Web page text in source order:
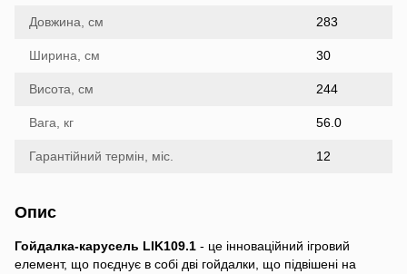
Довжина, см 283
Ширина, см 30
Висота, см 244
Вага, кг 56.0
Гарантійний термін, міс. 12
Опис
Гойдалка-карусель LIK109.1 - це інноваційний ігровий
елемент, що поєднує в собі дві гойдалки, що підвішені на